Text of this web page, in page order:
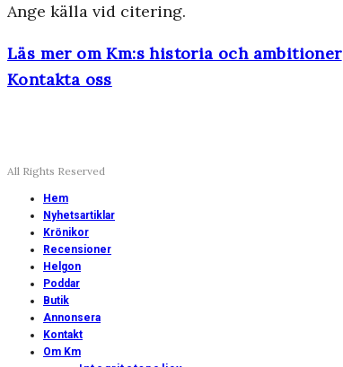
Ange källa vid citering.
Läs mer om Km:s historia och ambitioner
Kontakta oss
All Rights Reserved
Hem
Nyhetsartiklar
Krönikor
Recensioner
Helgon
Poddar
Butik
Annonsera
Kontakt
Om Km